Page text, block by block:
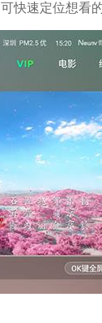
快速定位想看的